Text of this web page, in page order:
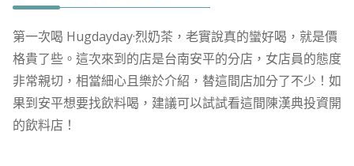
第一次喝 Hugdayday·烈奶茶，老實說真的蠻好喝，就是價
格貴了些。這次來到的店是台南安平的分店，女店員的態度
非常親切，相當細心且樂於介紹，替這間店加分了不少！如
果到安平想要找飲料喝，建議可以試試看這間陳漢典投資開
的飲料店！